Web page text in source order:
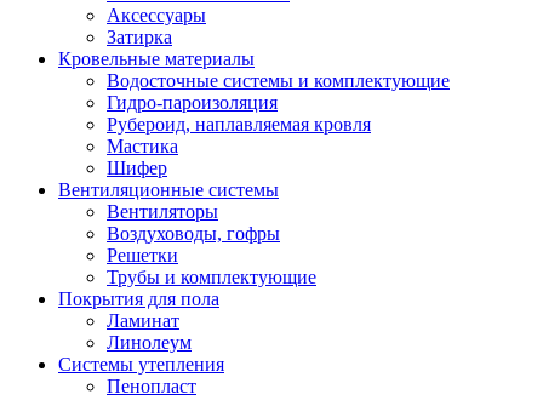
Аксессуары
Затирка
Кровельные материалы
Водосточные системы и комплектующие
Гидро-пароизоляция
Рубероид, наплавляемая кровля
Мастика
Шифер
Вентиляционные системы
Вентиляторы
Воздуховоды, гофры
Решетки
Трубы и комплектующие
Покрытия для пола
Ламинат
Линолеум
Системы утепления
Пенопласт